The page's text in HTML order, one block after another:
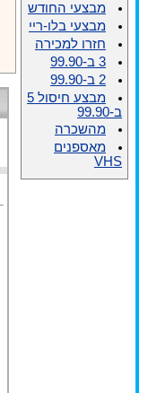
מבצעי החודש
מבצעי בלו-ריי
חזרו למכירה
3 ב-99.90
2 ב-99.90
מבצע חיסול 5
ב-99.90
מהשכרה
מאספנים
VHS